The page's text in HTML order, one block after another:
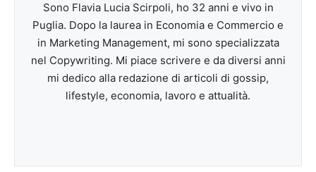
Sono Flavia Lucia Scirpoli, ho 32 anni e vivo in
Puglia. Dopo la laurea in Economia e Commercio e
in Marketing Management, mi sono specializzata
nel Copywriting. Mi piace scrivere e da diversi anni
mi dedico alla redazione di articoli di gossip,
lifestyle, economia, lavoro e attualità.